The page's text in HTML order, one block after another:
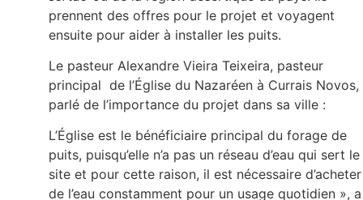
prennent des offres pour le projet et voyagent
ensuite pour aider à installer les puits.
Le pasteur Alexandre Vieira Teixeira, pasteur
principal de l’Église du Nazaréen à Currais Novos,
parlé de l’importance du projet dans sa ville :
L’Église est le bénéficiaire principal du forage de
puits, puisqu’elle n’a pas un réseau d’eau qui sert le
site et pour cette raison, il est nécessaire d’acheter
de l’eau constamment pour un usage quotidien », a